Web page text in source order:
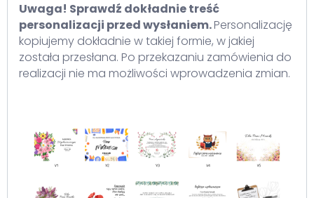
Uwaga! Sprawdź dokładnie treść
personalizacji przed wysłaniem.Personalizację
kopiujemy dokładnie w takiej formie, w jakiej
została przesłana. Po przekazaniu zamówienia do
realizacji nie ma możliwości wprowadzenia zmian.